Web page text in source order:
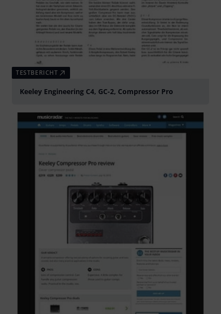
TESTBERICHT
Keeley Engineering C4, GC-2, Compressor Pro